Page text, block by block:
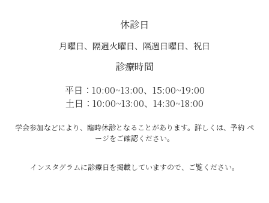
休診日
月曜日、隔週火曜日、隔週日曜日、祝日
診療時間
平日：10:00~13:00、15:00~19:00
土日：10:00~13:00、14:30~18:00
学会参加などにより、臨時休診となることがあります。詳しくは、予約 ペ
ージをご確認ください。
インスタグラムに診療日を掲載していますので、ご覧ください。